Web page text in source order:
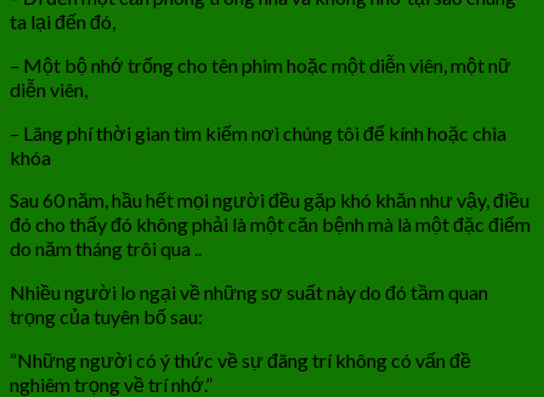
ta lại đến đó,
– Một bộ nhớ trống cho tên phim hoặc một diễn viên, một nữ
diễn viên,
– Lãng phí thời gian tìm kiếm nơi chúng tôi để kính hoặc chìa
khóa
Sau 60 năm, hầu hết mọi người đều gặp khó khăn như vậy, điều
đó cho thấy đó không phải là một căn bệnh mà là một đặc điểm
do năm tháng trôi qua ..
Nhiều người lo ngại về những sơ suất này do đó tầm quan
trọng của tuyên bố sau:
“Những người có ý thức về sự đãng trí không có vấn đề
nghiêm trọng về trí nhớ.”